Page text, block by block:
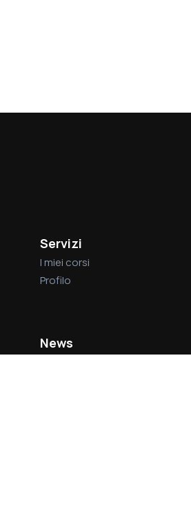
Servizi
I miei corsi
Profilo
News